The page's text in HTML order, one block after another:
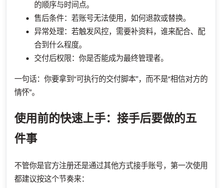
的顺序与时间点。
售后条件：若账号无法使用，如何退款或替换。
异常处理：若触发风控，需要补资料，谁来配合、配
合到什么程度。
交付后权限：你是否能成为最终管理者。
一句话：你要拿到“可执行的交付脚本”，而不是“相信对方的
情怀”。
使用前的快速上手：接手后要做的五
件事
不管你是官方注册还是通过其他方式接手账号，第一次使用
都建议按这个节奏来：